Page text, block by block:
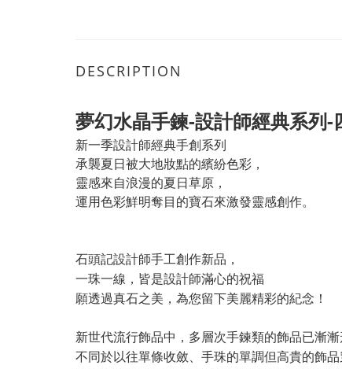
DESCRIPTION
夢幻水晶手鍊-設計師經典系列-
新一季設計師經典手創系列
承襲夏日被大地妝點的繽紛色彩，
靈感來自浪漫的夏日草原，
運用色彩鮮明奪目的寶石來激發靈感創作。
石頭記設計師手工創作新品，
一珠一線，皆是設計師滿心的祝福
願透過真石之美，為您留下美麗精彩的紀念！
新世代流行飾品中，多層次手鍊類的飾品已漸漸
不同於以往單條收斂、手珠的單調但高貴的飾